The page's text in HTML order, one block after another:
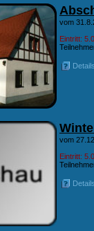
vom
Eintritt:
Details
vom
Eintritt:
Details